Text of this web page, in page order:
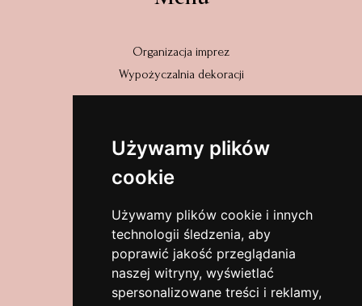
Używamy plików
cookie
Używamy plików cookie i innych
technologii śledzenia, aby
poprawić jakość przeglądania
naszej witryny, wyświetlać
spersonalizowane treści i reklamy,
Organizacja imprez
Wypożyczalnia dekoracji
Wyszyńskiego 31/2
58-320 Walim
dolnośląskie, Polska
Zobacz na mapach